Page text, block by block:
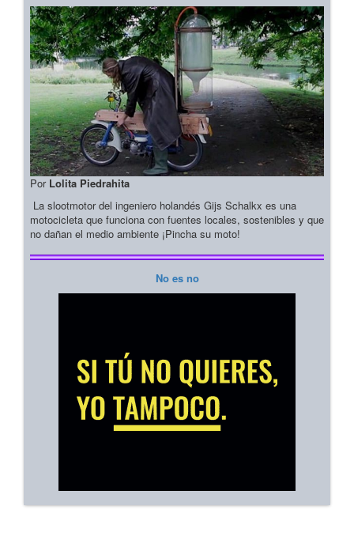
Por Lolita Piedrahita
La slootmotor del ingeniero holandés Gijs Schalkx es una
motocicleta que funciona con fuentes locales, sostenibles y que
no dañan el medio ambiente ¡Pincha su moto!
No es no